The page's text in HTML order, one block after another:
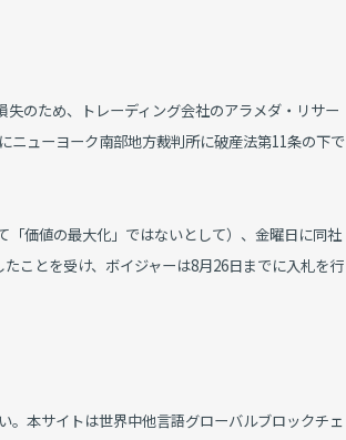
のため、トレーディング会社のアラメダ・リサー
ニューヨーク南部地方裁判所に破産法第11条の下で
価値の最大化」ではないとして）、金曜日に同社
ことを受け、ボイジャーは8月26日までに入札を行
。本サイトは世界中他言語グローバルブロックチェ